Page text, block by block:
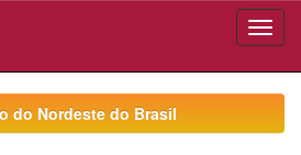
do Nordeste do Brasil